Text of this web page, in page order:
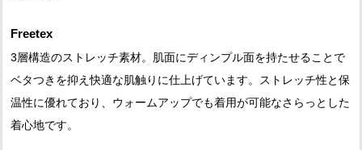
Freetex
3層構造のストレッチ素材。肌面にディンプル面を持たせることで
ベタつきを抑え快適な肌触りに仕上げています。ストレッチ性と保
温性に優れており、ウォームアップでも着用が可能なさらっとした
着心地です。